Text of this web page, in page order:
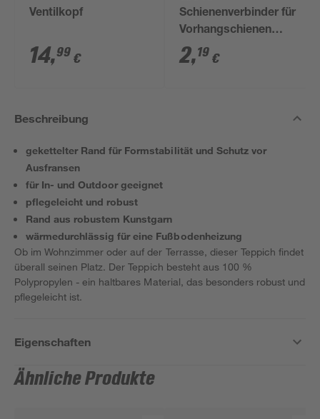
Ventilkopf
14,99 €
Schienenverbinder für
Vorhangschienen
weiß
2,19 €
Beschreibung
gekettelter Rand für Formstabilität und Schutz vor
Ausfransen
für In- und Outdoor geeignet
pflegeleicht und robust
Rand aus robustem Kunstgarn
wärmedurchlässig für eine Fußbodenheizung
Ob im Wohnzimmer oder auf der Terrasse, dieser Teppich findet
überall seinen Platz. Der Teppich besteht aus 100 %
Polypropylen - ein haltbares Material, das besonders robust und
pflegeleicht ist.
Eigenschaften
Ähnliche Produkte